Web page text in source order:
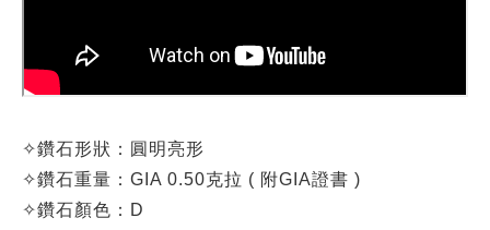
✧鑽石形狀：圓明亮形
✧鑽石重量： GIA 0.50克拉 ( 附GIA證書 )
✧鑽石顏色：D